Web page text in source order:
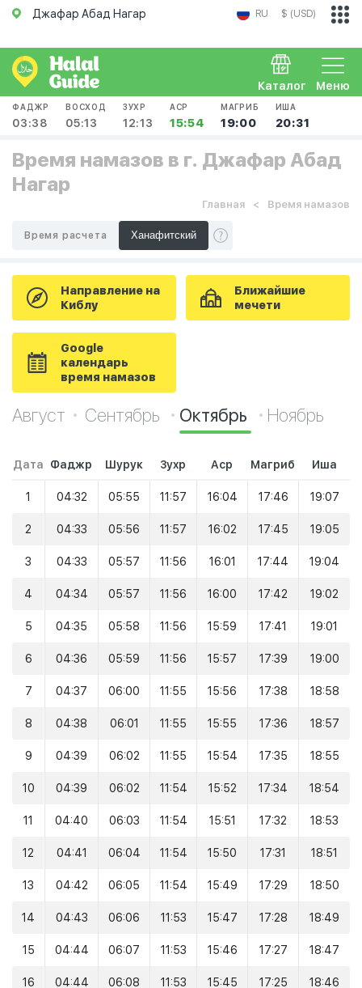
Джафар Абад Нагар RU $ (USD)
Меню
Каталог
ФАДЖР
03:38
ВОСХОД
05:13
ЗУХР
12:13
АСР
15:54
МАГРИБ
19:00
ИША
20:31
Время намазов в г. Джафар Абад
Нагар
Главная Время намазов
Время расчета
Направление на
Киблу
Ближайшие
мечети
Google
календарь
время намазов
Август Сентябрь Октябрь Ноябрь
Дата Фаджр Шурук Зухр Аср Магриб Иша
1 04:32 05:55 11:57 16:04 17:46 19:07
2 04:33 05:56 11:57 16:02 17:45 19:05
3 04:33 05:57 11:56 16:01 17:44 19:04
4 04:34 05:57 11:56 16:00 17:42 19:02
5 04:35 05:58 11:56 15:59 17:41 19:01
6 04:36 05:59 11:56 15:57 17:39 19:00
7 04:37 06:00 11:55 15:56 17:38 18:58
8 04:38 06:01 11:55 15:55 17:36 18:57
9 04:39 06:02 11:55 15:54 17:35 18:55
10 04:39 06:02 11:54 15:52 17:34 18:54
11 04:40 06:03 11:54 15:51 17:32 18:53
12 04:41 06:04 11:54 15:50 17:31 18:51
13 04:42 06:05 11:54 15:49 17:29 18:50
14 04:43 06:06 11:53 15:47 17:28 18:49
15 04:44 06:07 11:53 15:46 17:27 18:47
16 04:44 06:08 11:53 15:45 17:25 18:46